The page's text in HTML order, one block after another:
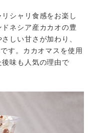
シャリ食感をお楽し
ネシア産カカオの豊
しい甘さが加わり、
す。カカオマスを使用
味も人気の理由で